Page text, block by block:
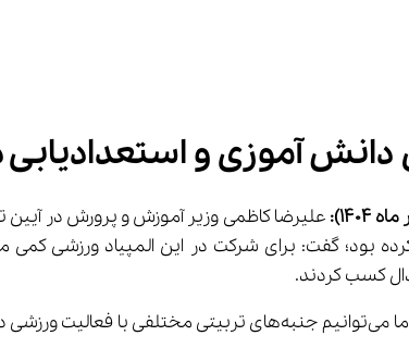
در مدارس
ماه 1404) : علیرضا کاظمی وزیر آموزش و پرورش در آیین
بار در المپیک دانش‌آموزی جهانی شرکت کرده بود؛ گفت: برای شرکت در